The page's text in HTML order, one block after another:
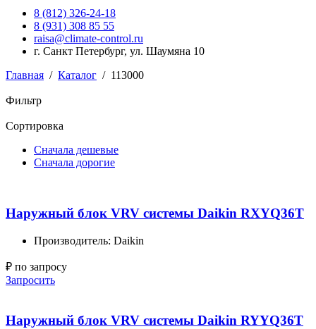
8 (812) 326-24-18
8 (931) 308 85 55
raisa@climate-control.ru
г. Санкт Петербург, ул. Шаумяна 10
Главная / Каталог / 113000
Фильтр
Сортировка
Сначала дешевые
Сначала дорогие
Наружный блок VRV системы Daikin RXYQ36T
Производитель: Daikin
₽ по запросу
Запросить
Наружный блок VRV системы Daikin RYYQ36T